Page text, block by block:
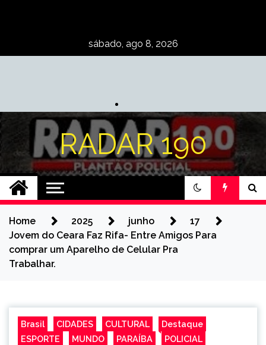
sábado, ago 8, 2026
RADAR 190
Home 2025 junho
17
Jovem do Ceara Faz Rifa- Entre Amigos Para
comprar um Aparelho de Celular Pra
Trabalhar.
Brasil CIDADES CULTURAL
Destaque
ESPORTE
MUNDO PARAÍBA POLICIAL